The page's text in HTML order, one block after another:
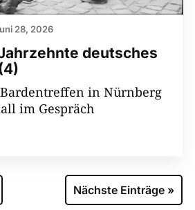
deutsches
28, 2026
in Nürnberg
im Gespräch
Nächste Einträge »